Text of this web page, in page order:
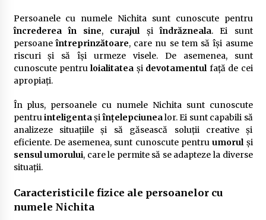
Persoanele cu numele Nichita sunt cunoscute pentru
încrederea în sine, curajulșiîndrăzneala. Ei sunt
persoaneîntreprinzătoare, care nu se tem să își asume
riscuri și să își urmeze visele. De asemenea, sunt
cunoscute pentruloialitatea și devotamentulfață de cei
apropiați.
În plus, persoanele cu numele Nichita sunt cunoscute
pentruinteligentașiînțelepciunealor. Ei sunt capabili să
analizeze situațiile și să găsească soluții creative și
eficiente. De asemenea, sunt cunoscute pentruumorulși
sensul umorului, care le permite să se adapteze la diverse
situații.
Caracteristicile fizice ale persoanelor cu
numele Nichita